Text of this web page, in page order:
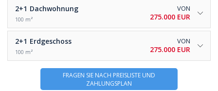
2+1 Dachwohnung
100 m²
VON
275.000 EUR
2+1 Erdgeschoss
100 m²
VON
275.000 EUR
FRAGEN SIE NACH PREISLISTE UND
ZAHLUNGSPLAN